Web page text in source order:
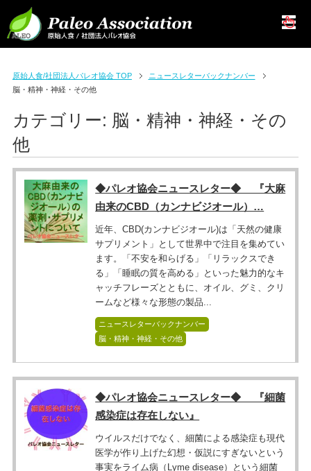
原始人食/社団法人パレオ協会 TOP
ニュースレターバックナンバー
脳・精神・神経・その他
カテゴリー: 脳・精神・神経・その
他
◆パレオ協会ニュースレター◆ 『大麻
由来のCBD（カンナビジオール）…
近年、CBD(カンナビジオール)は「天然の健康
サプリメント」として世界中で注目を集めてい
ます。「不安を和らげる」「リラックスでき
る」「睡眠の質を高める」といった魅力的なキ
ャッチフレーズとともに、オイル、グミ、クリ
ームなど様々な形態の製品...
ニュースレターバックナンバー
脳・精神・神経・その他
◆パレオ協会ニュースレター◆ 『細菌
感染症は存在しない』
ウイルスだけでなく、細菌による感染症も現代
医学が作り上げた幻想・仮説にすぎないという
事実をライム病（Lyme disease）という細菌